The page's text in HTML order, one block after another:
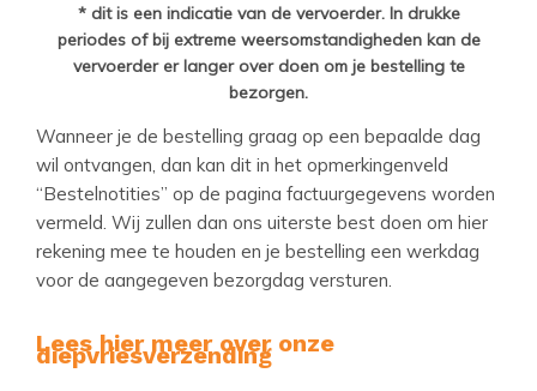
* dit is een indicatie van de vervoerder. In drukke
periodes of bij extreme weersomstandigheden kan de
vervoerder er langer over doen om je bestelling te
bezorgen.
Wanneer je de bestelling graag op een bepaalde dag
wil ontvangen, dan kan dit in het opmerkingenveld
“Bestelnotities” op de pagina factuurgegevens worden
vermeld. Wij zullen dan ons uiterste best doen om hier
rekening mee te houden en je bestelling een werkdag
voor de aangegeven bezorgdag versturen.
Lees hier meer over onze
diepvriesverzending